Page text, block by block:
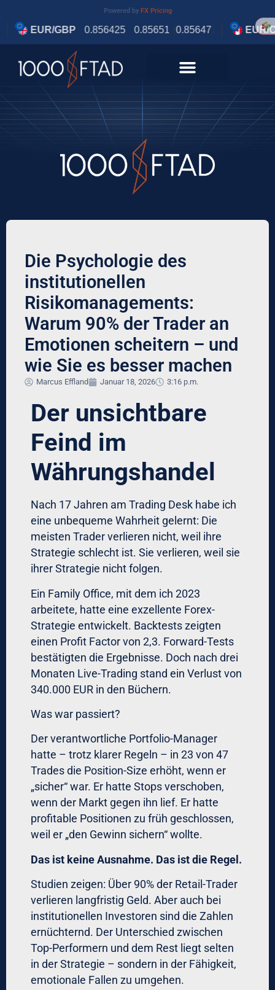
Zinserhöhungen – bullish für EUR. Doch
Rezession, und die Fed erhöhte aggressiver
als erwartet.
Der Manager ignorierte diese Warnsignale
systematisch. Resultat: Verlust von 1,8
Millionen EUR, als EUR/USD von 1,08 auf
Systematische Lösung:
Algorithmischer Handel für Devisenpaare
Indikatoren gleichzeitig an – und zwingt zu
objektiver Bewertung.
5. Anchoring – Der erste
Eindruck zählt zu viel
Sie kaufen EUR/USD bei 1,1500. Der Markt
steigt auf 1,1700. Dann konsolidiert er bei
1,1650. In Ihrem Kopf ist „1,1700“ jetzt der
an – obwohl Sie immer noch 150 Pips im
Plus sind.
Resultat:
Sie halten zu lange an Gewinnern fest, in
1,1700 zu kommen. Der Markt dreht, fällt
auf 1,1500, und Ihr Gewinn ist weg.
Institutionelle Methodik:
Professionelle Trader nutzen
Strategien mit mathematisch definierten
Regeln. Beispiel: Bei EUR/USD ein Trailing-
Stop von 50% der ATR (Average True
Range). Wenn ATR = 80 Pips, dann Trailing-
Stop = 40 Pips.
High-End-Trading-Software implementiert
diese Regeln automatisch. Kein Anchoring,
keine Emotionen, nur Mathematik.
Das institutionelle
Framework: Wie Top-
Performer Psychologie
eliminieren
Systematisierung statt
Improvisation
Bei JP Morgan, Citadel und anderen Top-
Institutionen folgt jeder Trade einem
standardisierten Prozess:
Pre-Trade-Checklist (obligatorisch):
Welches Setup liegt vor? (z.B. „Mean-
Reversion bei Overextension“)
Welche Positionsgröße? (max. 1-2%